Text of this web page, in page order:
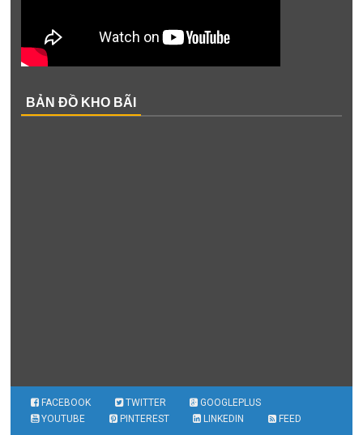
BẢN ĐỒ KHO BÃI
FACEBOOK TWITTER
GOOGLEPLUS
YOUTUBE
PINTEREST LINKEDIN FEED